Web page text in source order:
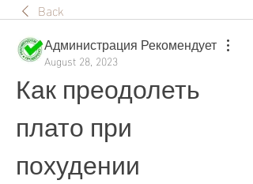
Back
Администрация Рекомендует
August 28, 2023
Как преодолеть
плато при
похудении